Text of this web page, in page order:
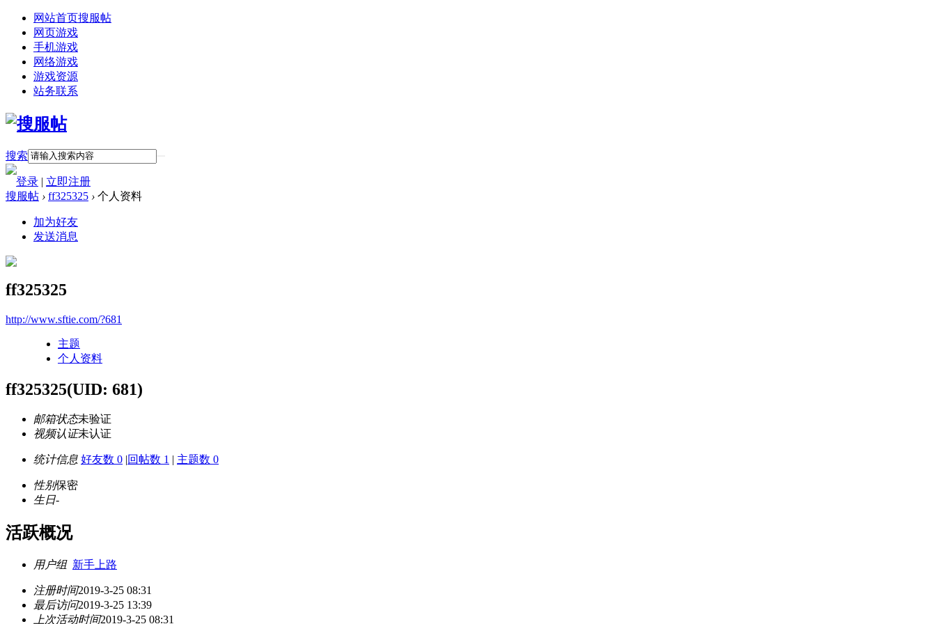
网站首页搜服帖
网页游戏
手机游戏
网络游戏
游戏资源
站务联系
搜索
登录 | 立即注册
搜服帖 › ff325325 › 个人资料
加为好友
发送消息
ff325325
http://www.sftie.com/?681
主题
个人资料
ff325325(UID: 681)
邮箱状态未验证
视频认证未认证
统计信息 好友数 0 |回帖数 1 | 主题数 0
性别保密
生日-
活跃概况
用户组 新手上路
注册时间2019-3-25 08:31
最后访问2019-3-25 13:39
上次活动时间2019-3-25 08:31